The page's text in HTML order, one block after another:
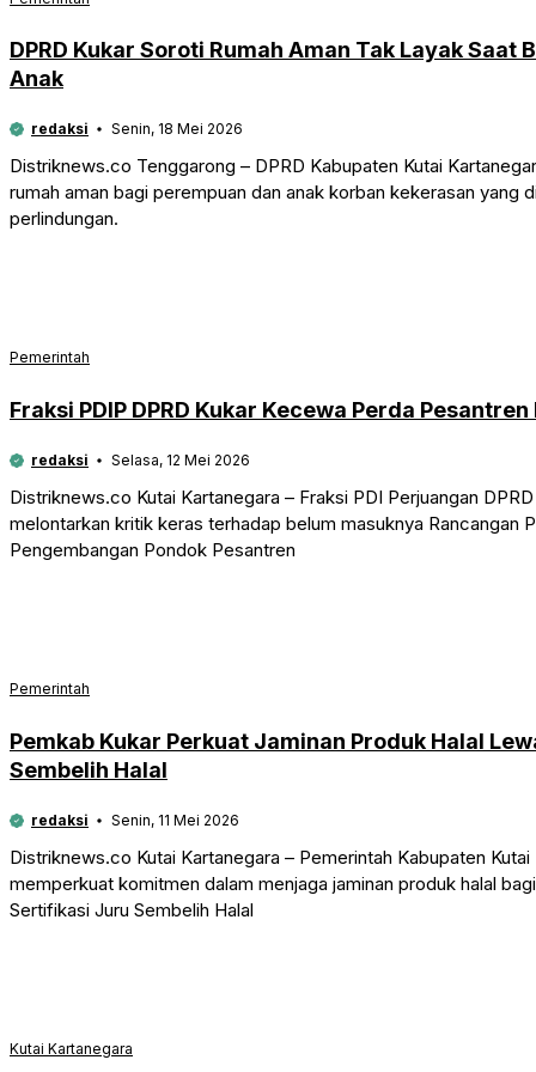
DPRD Kukar Soroti Rumah Aman Tak Layak Saat
Anak
redaksi Senin, 18 Mei 2026
Distriknews.co Tenggarong – DPRD Kabupaten Kutai
rumah aman bagi perempuan dan anak korban kekerasan yang
perlindungan.
Pemerintah
Fraksi PDIP DPRD Kukar Kecewa Perda
redaksi Selasa, 12 Mei 2026
Distriknews.co Kutai Kartanegara – Fraksi PDI Perjuangan
melontarkan kritik keras terhadap belum masuknya Rancangan
Pengembangan Pondok Pesantren
Pemerintah
Pemkab Kukar Perkuat Jaminan Produk Halal
Sembelih Halal
redaksi Senin, 11 Mei 2026
Distriknews.co Kutai Kartanegara – Pemerintah Kabupaten
memperkuat komitmen dalam menjaga jaminan produk halal
Sertifikasi Juru Sembelih Halal
Kutai Kartanegara